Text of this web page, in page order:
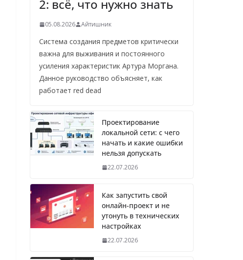
2: всё, что нужно знать
05.08.2026 Айтишник
Система создания предметов критически
важна для выживания и постоянного
усиления характеристик Артура Моргана.
Данное руководство объясняет, как
работает red dead
Проектирование
локальной сети: с чего
начать и какие ошибки
нельзя допускать
22.07.2026
Как запустить свой
онлайн-проект и не
утонуть в технических
настройках
22.07.2026